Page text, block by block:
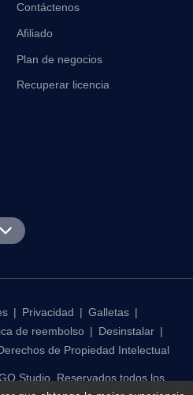
Contáctenos
Afiliado
Plan de negocios
Recuperar licencia
| Privacidad | Galletas |
de reembolso | Desinstalar |
de Propiedad Intelectual
Studio. Reservados todos los